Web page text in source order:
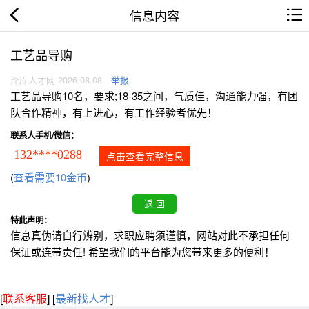
信息内容
工艺品导购
泽库人才网 2026.08.08 举报
工艺品导购10名，要求;18-35之间，气质佳，沟通能力强，有团
队合作精神，有上进心，有工作经验者优先！
联系人手机/微信：
132****0288 点击查看完整信息
(查看需要10金币)
特此声明：
信息真伪请自行辨别，求职应聘须谨慎，网站对此不承担任何
保证或连带责任! 希望我们的平台能为您带来更多的便利！
[联系客服] [最新找人才]